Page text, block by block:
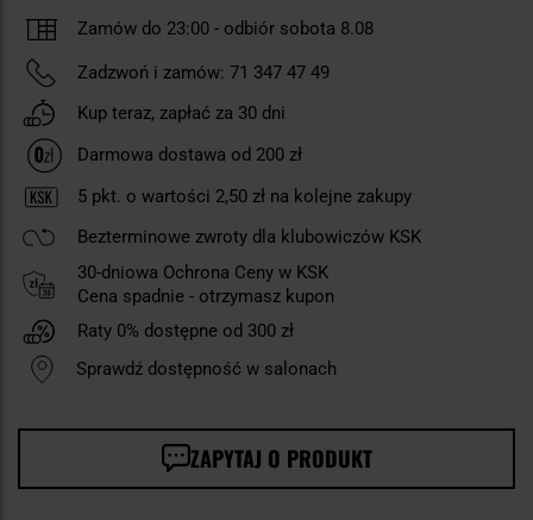
Zamów do 23:00 - odbiór sobota 8.08
Zadzwoń i zamów: 71 347 47 49
Kup teraz, zapłać za 30 dni
Darmowa dostawa od 200 zł
5 pkt. o wartości 2,50 zł na kolejne zakupy
Bezterminowe zwroty dla klubowiczów KSK
30-dniowa Ochrona Ceny w KSK
Cena spadnie - otrzymasz kupon
Raty 0% dostępne od 300 zł
Sprawdź dostępność w salonach
ZAPYTAJ O PRODUKT